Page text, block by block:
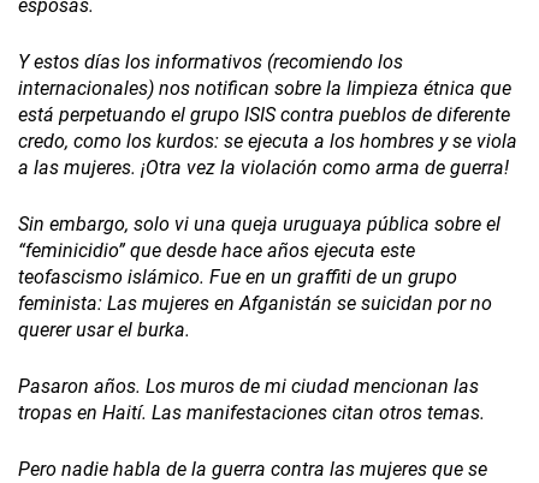
esposas.
Y estos días los informativos (recomiendo los
internacionales) nos notifican sobre la limpieza étnica que
está perpetuando el grupo ISIS contra pueblos de diferente
credo, como los kurdos: se ejecuta a los hombres y se viola
a las mujeres. ¡Otra vez la violación como arma de guerra!
Sin embargo, solo vi una queja uruguaya pública sobre el
“feminicidio” que desde hace años ejecuta este
teofascismo islámico. Fue en un graffiti de un grupo
feminista: Las mujeres en Afganistán se suicidan por no
querer usar el burka.
Pasaron años. Los muros de mi ciudad mencionan las
tropas en Haití. Las manifestaciones citan otros temas.
Pero nadie habla de la guerra contra las mujeres que se